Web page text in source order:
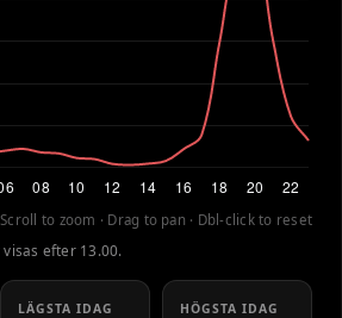
Scroll to zoom · Drag to pan · Dbl-click to reset
efter 13.00.
LÄGSTA IDAG HÖGSTA IDAG